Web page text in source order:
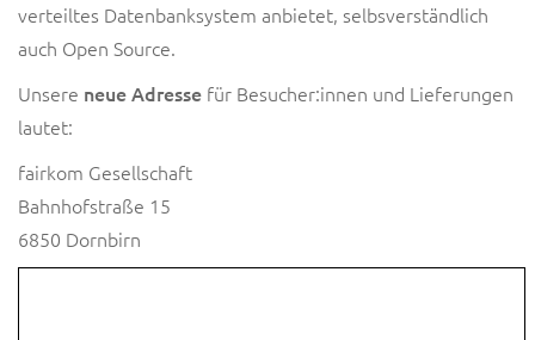
verteiltes Datenbanksystem anbietet, selbsverständlich
auch Open Source.
Unsere neue Adresse für Besucher:innen und Lieferungen
lautet:
fairkom Gesellschaft
Bahnhofstraße 15
6850 Dornbirn